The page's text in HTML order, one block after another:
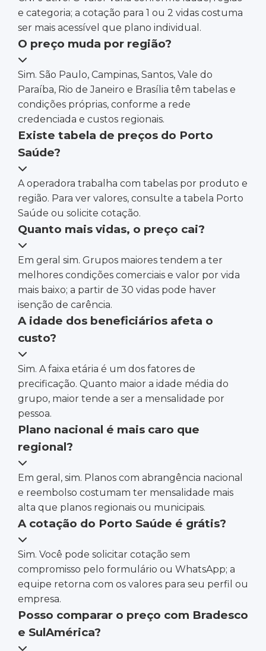
e categoria; a cotação para 1 ou 2 vidas costuma
ser mais acessível que plano individual.
O preço muda por região?
Sim. São Paulo, Campinas, Santos, Vale do
Paraíba, Rio de Janeiro e Brasília têm tabelas e
condições próprias, conforme a rede
credenciada e custos regionais.
Existe tabela de preços do Porto
Saúde?
A operadora trabalha com tabelas por produto e
região. Para ver valores, consulte a tabela Porto
Saúde ou solicite cotação.
Quanto mais vidas, o preço cai?
Em geral sim. Grupos maiores tendem a ter
melhores condições comerciais e valor por vida
mais baixo; a partir de 30 vidas pode haver
isenção de carência.
A idade dos beneficiários afeta o
custo?
Sim. A faixa etária é um dos fatores de
precificação. Quanto maior a idade média do
grupo, maior tende a ser a mensalidade por
pessoa.
Plano nacional é mais caro que
regional?
Em geral, sim. Planos com abrangência nacional
e reembolso costumam ter mensalidade mais
alta que planos regionais ou municipais.
A cotação do Porto Saúde é grátis?
Sim. Você pode solicitar cotação sem
compromisso pelo formulário ou WhatsApp; a
equipe retorna com os valores para seu perfil ou
empresa.
Posso comparar o preço com Bradesco
e SulAmérica?